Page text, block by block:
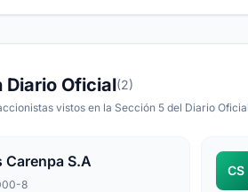
Diario Oficial(2)
vistos en la Sección 5 del Diario Oficial
Carenpa S.A
8
CS